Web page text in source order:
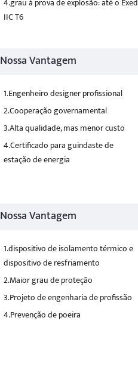
IIC T6
Nossa Vantagem
1.Engenheiro designer profissional
2.Cooperação governamental
3.Alta qualidade, mas menor custo
4.Certificado para guindaste de
estação de energia
Nossa Vantagem
1.dispositivo de isolamento térmico e
dispositivo de resfriamento
2.Maior grau de proteção
3.Projeto de engenharia de profissão
4.Prevenção de poeira